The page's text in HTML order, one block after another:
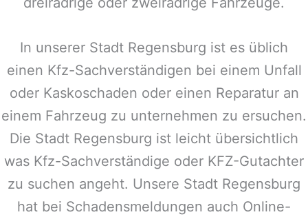
In unserer Stadt Regensburg ist es üblich
einen Kfz-Sachverständigen bei einem Unfall
oder Kaskoschaden oder einen Reparatur an
einem Fahrzeug zu unternehmen zu ersuchen.
Die Stadt Regensburg ist leicht übersichtlich
was Kfz-Sachverständige oder KFZ-Gutachter
zu suchen angeht. Unsere Stadt Regensburg
hat bei Schadensmeldungen auch Online-